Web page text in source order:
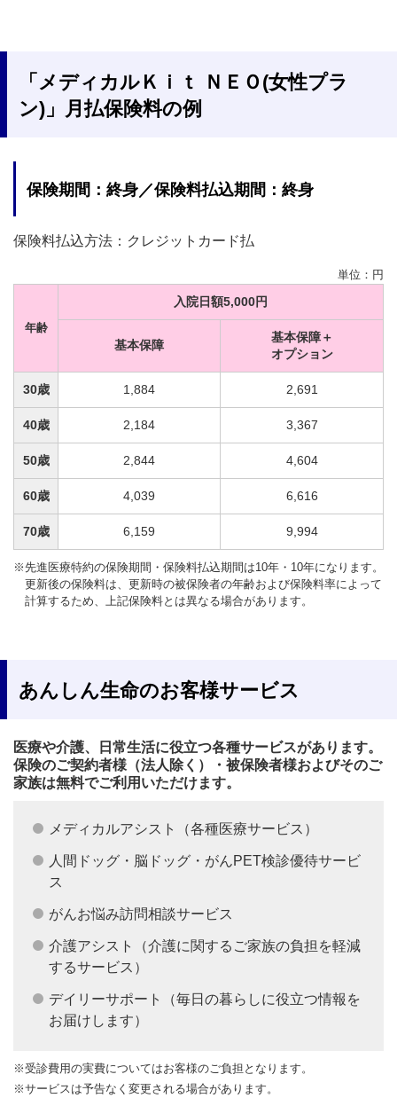
「メディカルＫｉｔ ＮＥＯ(女性プラ
ン)」月払保険料の例
保険期間：終身／保険料払込期間：終身
保険料払込方法：クレジットカード払
単位：円
年齢
入院日額5,000円
基本保障
基本保障＋
オプション
30歳 1,884 2,691
40歳 2,184 3,367
50歳 2,844 4,604
60歳 4,039 6,616
70歳 6,159 9,994
※先進医療特約の保険期間・保険料払込期間は10年・10年になります。
更新後の保険料は、更新時の被保険者の年齢および保険料率によって
計算するため、上記保険料とは異なる場合があります。
あんしん生命のお客様サービス
医療や介護、日常生活に役立つ各種サービスがあります。
保険のご契約者様（法人除く）・被保険者様およびそのご
家族は無料でご利用いただけます。
メディカルアシスト（各種医療サービス）
人間ドッグ・脳ドッグ・がんPET検診優待サービ
ス
がんお悩み訪問相談サービス
介護アシスト（介護に関するご家族の負担を軽減
するサービス）
デイリーサポート（毎日の暮らしに役立つ情報を
お届けします）
※受診費用の実費についてはお客様のご負担となります。
※サービスは予告なく変更される場合があります。